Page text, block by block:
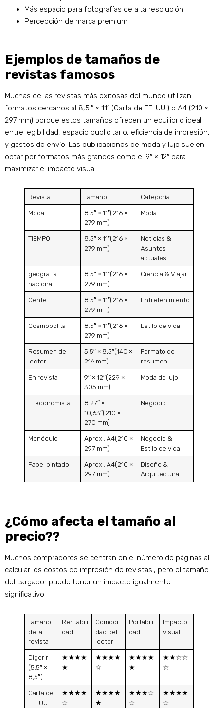
Más espacio para fotografías de alta resolución
Percepción de marca premium
Ejemplos de tamaños de
revistas famosos
Muchas de las revistas más exitosas del mundo utilizan
formatos cercanos al 8,5.″ × 11″ (Carta de EE. UU.) o A4 (210 ×
297 mm) porque estos tamaños ofrecen un equilibrio ideal
entre legibilidad, espacio publicitario, eficiencia de impresión,
y gastos de envío. Las publicaciones de moda y lujo suelen
optar por formatos más grandes como el 9″ × 12″ para
maximizar el impacto visual.
Revista Tamaño Categoría
Moda
8.5″ × 11″(216 ×
279 mm)
Moda
TIEMPO
8.5″ × 11″(216 ×
279 mm)
Noticias &
Asuntos
actuales
geografía
nacional
8.5″ × 11″(216 ×
279 mm)
Ciencia & Viajar
Gente
8.5″ × 11″(216 ×
279 mm)
Entretenimiento
Cosmopolita
8.5″ × 11″(216 ×
279 mm)
Estilo de vida
Resumen del
lector
5.5″ × 8,5″(140 ×
216 mm)
Formato de
resumen
En revista
9″ × 12″(229 ×
305 mm)
Moda de lujo
El economista
8.27″ ×
10,63″(210 ×
270 mm)
Negocio
Monóculo
Aprox.. A4(210 ×
297 mm)
Negocio &
Estilo de vida
Papel pintado
Aprox.. A4(210 ×
297 mm)
Diseño &
Arquitectura
¿Cómo afecta el tamaño al
precio??
Muchos compradores se centran en el número de páginas al
calcular los costos de impresión de revistas., pero el tamaño
del cargador puede tener un impacto igualmente
significativo.
Tamaño
de la
revista
Rentabili
dad
Comodi
dad del
lector
Portabili
dad
Impacto
visual
Digerir
(5.5″ ×
8,5″)
★★★★
★
★★★★
☆
★★★★
★
★★☆☆
☆
Carta de
EE. UU.
★★★★
☆
★★★★
★
★★★☆
☆
★★★★
☆